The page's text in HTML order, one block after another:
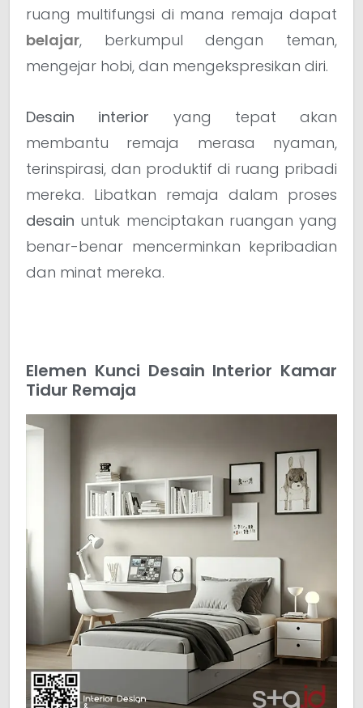
ruang multifungsi di mana remaja dapat
belajar, berkumpul dengan teman,
mengejar hobi, dan mengekspresikan diri.
Desain interior yang tepat akan
membantu remaja merasa nyaman,
terinspirasi, dan produktif di ruang pribadi
mereka. Libatkan remaja dalam proses
desain untuk menciptakan ruangan yang
benar-benar mencerminkan kepribadian
dan minat mereka.
Elemen Kunci Desain Interior Kamar
Tidur Remaja